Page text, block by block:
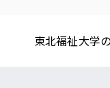
東北福祉大学